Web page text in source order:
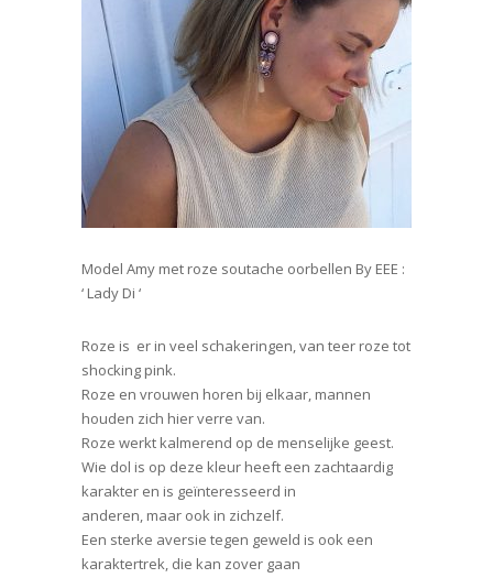
Model Amy met roze soutache oorbellen By EEE :
‘ Lady Di ‘
Roze is er in veel schakeringen, van teer roze tot
shocking pink.
Roze en vrouwen horen bij elkaar, mannen
houden zich hier verre van.
Roze werkt kalmerend op de menselijke geest.
Wie dol is op deze kleur heeft een zachtaardig
karakter en is geïnteresseerd in
anderen, maar ook in zichzelf.
Een sterke aversie tegen geweld is ook een
karaktertrek, die kan zover gaan